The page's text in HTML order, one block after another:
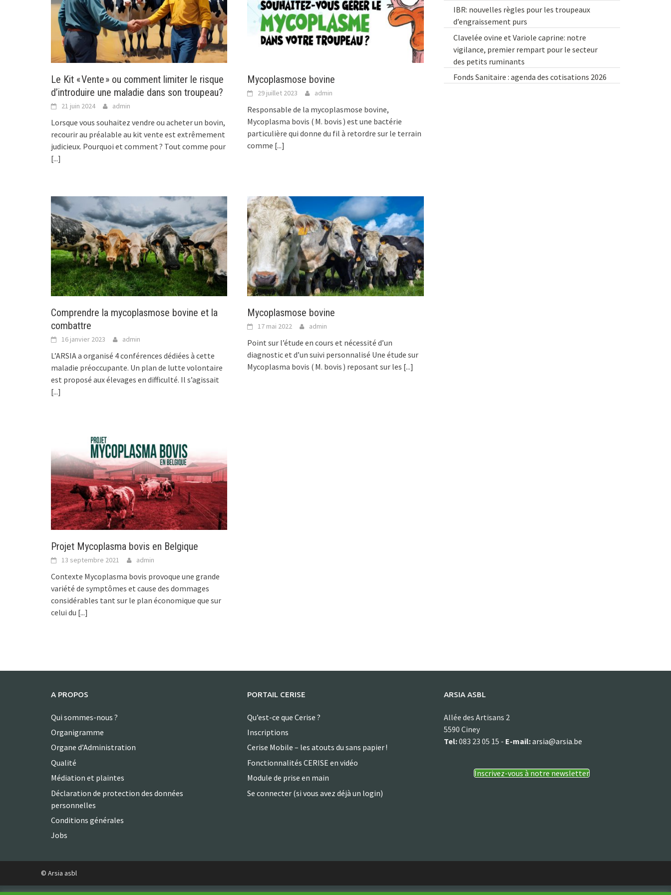
Le Kit « Vente » ou comment limiter le risque
d’introduire une maladie dans son troupeau?
21 juin 2024 admin
Lorsque vous souhaitez vendre ou acheter un bovin,
recourir au préalable au kit vente est extrêmement
judicieux. Pourquoi et comment ? Tout comme pour
[...]
Mycoplasmose bovine
29 juillet 2023 admin
Responsable de la mycoplasmose bovine,
Mycoplasma bovis ( M. bovis ) est une bactérie
particulière qui donne du fil à retordre sur le terrain
comme [...]
Comprendre la mycoplasmose bovine et la
combattre
16 janvier 2023 admin
L’ARSIA a organisé 4 conférences dédiées à cette
maladie préoccupante. Un plan de lutte volontaire
est proposé aux élevages en difficulté. Il s’agissait
[...]
Mycoplasmose bovine
17 mai 2022 admin
Point sur l’étude en cours et nécessité d’un
diagnostic et d’un suivi personnalisé Une étude sur
Mycoplasma bovis ( M. bovis ) reposant sur les [...]
Projet Mycoplasma bovis en Belgique
13 septembre 2021 admin
Contexte Mycoplasma bovis provoque une grande
variété de symptômes et cause des dommages
considérables tant sur le plan économique que sur
celui du [...]
IBR: nouvelles règles pour les troupeaux
d’engraissement purs
Clavelée ovine et Variole caprine: notre
vigilance, premier rempart pour le secteur
des petits ruminants
Fonds Sanitaire : agenda des cotisations 2026
A PROPOS
Qui sommes-nous ?
Organigramme
Organe d’Administration
Qualité
Médiation et plaintes
Déclaration de protection des données
personnelles
Conditions générales
Jobs
PORTAIL CERISE
Qu’est-ce que Cerise ?
Inscriptions
Cerise Mobile – les atouts du sans papier !
Fonctionnalités CERISE en vidéo
Module de prise en main
Se connecter (si vous avez déjà un login)
ARSIA ASBL
Allée des Artisans 2
5590 Ciney
Tel:083 23 05 15 - E-mail:arsia@arsia.be
Inscrivez-vous à notre newsletter
© Arsia asbl